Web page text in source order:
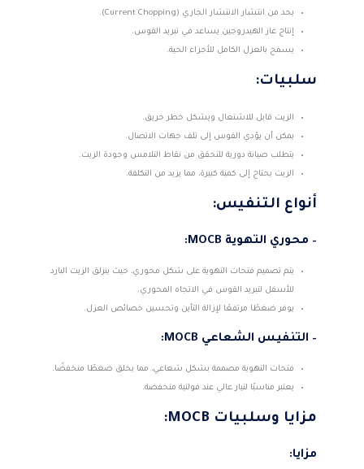
يحد من انتشار الانتشار الجاري (Current Chopping).
إنتاج غاز الهيدروجين يساعد في تبريد القوس.
يسمح بالعزل الكامل للأجزاء الحية.
سلبيات:
الزيت قابل للاشتعال ويشكل خطر حريق.
يمكن أن يؤدي القوس إلى تلف جهات الاتصال.
يتطلب صيانة دورية للتحقق من نقاط التلامس وجودة الزيت.
الزيت يحتاج إلى كمية كبيرة، مما يزيد من التكلفة.
أنواع التنفيس:
– محوري التهوية MOCB:
يتم تصميم فتحات التهوية على شكل محوري، حيث ينزلق الزيت البارد
للأسفل لتبريد القوس في الاتجاه المحوري.
يوفر ضغطًا مرتفعًا لإزالة التأين وتحسين خصائص العزل.
– التنفيس الشعاعي MOCB:
فتحات التهوية مصممة بشكل شعاعي، مما يخلق ضغطًا منخفضًا.
يعتبر مناسبًا لتيار عالي عند فولتية منخفضة.
مزايا وسلبيات MOCB:
مزايا: